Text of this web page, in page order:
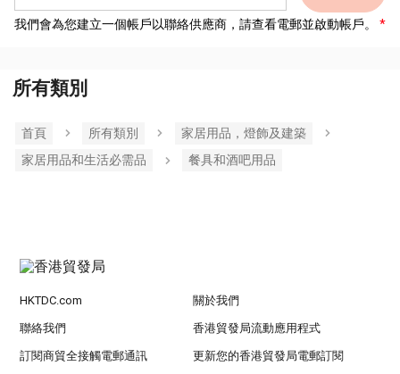
我們會為您建立一個帳戶以聯絡供應商，請查看電郵並啟動帳戶。
所有類別
首頁 所有類別
家居用品，燈飾及建築
家居用品和生活必需品
餐具和酒吧用品
HKTDC.com 關於我們
聯絡我們 香港貿發局流動應用程式
訂閱商貿全接觸電郵通訊 更新您的香港貿發局電郵訂閱